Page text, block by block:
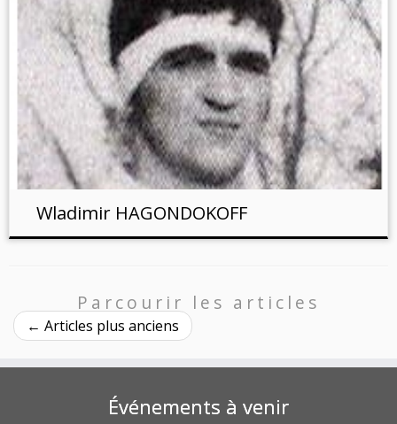
Wladimir HAGONDOKOFF
Parcourir les articles
← Articles plus anciens
Événements à venir